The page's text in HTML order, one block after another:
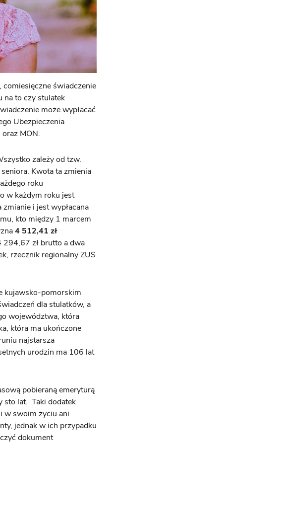
świadczenie
na to czy stulatek
może wypłacać
Ubezpieczenia
MON.
zależy od tzw.
Kwota ta zmienia
roku
w każdym roku jest
i jest wypłacana
kto między 1 marcem
4 512,41 zł
294,67 zł brutto a dwa
rzecznik regionalny ZUS
kujawsko-pomorskim
dla stulatków, a
województwa, która
która ma ukończone
najstarsza
urodzin ma 106 lat
pobieraną emeryturą
sto lat. Taki dodatek
w swoim życiu ani
jednak w ich przypadku
dokument